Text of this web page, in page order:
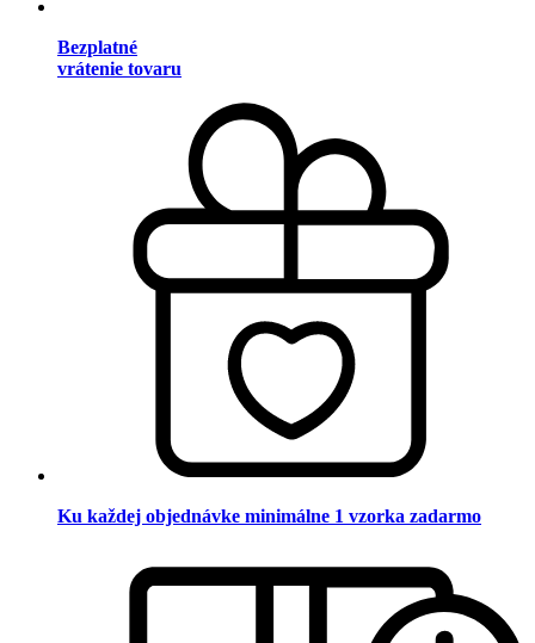
Bezplatné
vrátenie tovaru
Ku každej objednávke minimálne 1 vzorka zadarmo